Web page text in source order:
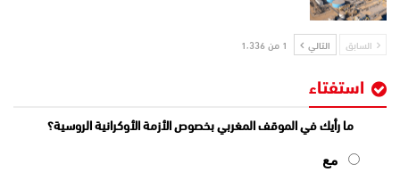
السابق التالي 1 من 1٬336
استفتاء
ما رأيك في الموقف المغربي بخصوص الأزمة الأوكرانية الروسية؟
مع